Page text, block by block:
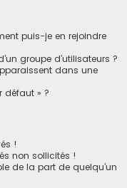
puis-je en rejoindre
groupe d’utilisateurs ?
dans une
défaut » ?
!
non sollicités !
de la part de quelqu’un